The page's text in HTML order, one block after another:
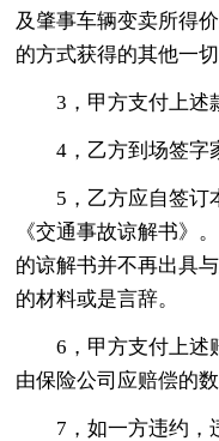
及肇事车辆变卖所得
的方式获得的其他一切
3，甲方支付上述
4，乙方到场签字
5，乙方应自签订
《交通事故谅解书》
的谅解书并不再出具
的材料或是言辞。
6，甲方支付上述
由保险公司应赔偿的
7，如一方违约，